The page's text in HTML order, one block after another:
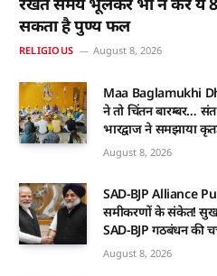
सकता है पुण्य फल
RELIGIOUS August 8, 2026
Maa Baglamukhi
ने तो चिंतन बारम्बर…
भारद्वाज ने समझाया
August 8, 2026
SAD-BJP Alliance
समीकरणों के संकेत!
SAD-BJP गठबंधन की
August 8, 2026